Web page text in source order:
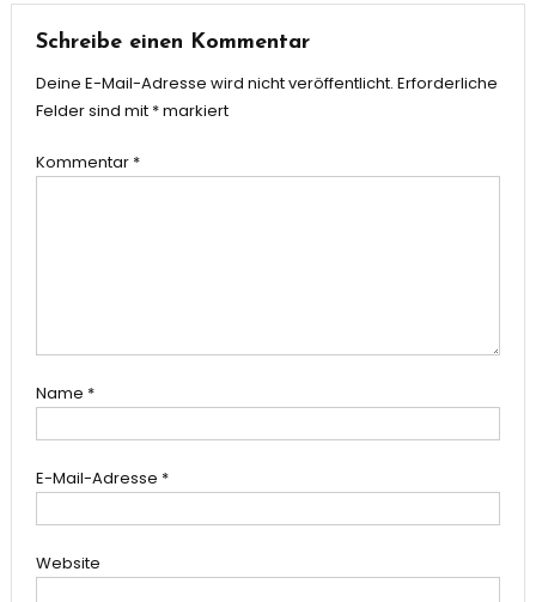
Schreibe einen Kommentar
Deine E-Mail-Adresse wird nicht veröffentlicht. Erforderliche
Felder sind mit *markiert
Kommentar *
Name *
E-Mail-Adresse *
Website